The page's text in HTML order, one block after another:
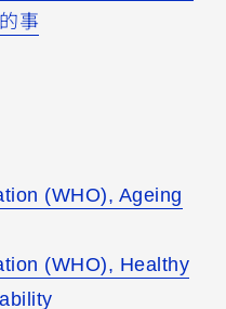
事
(WHO), Ageing
(WHO), Healthy